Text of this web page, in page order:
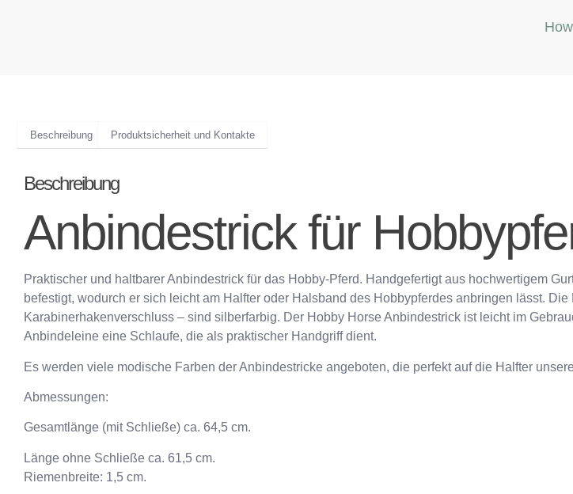
Beschreibung Produktsicherheit und Kontakte
Beschreibung
Anbindestrick für
Praktischer und haltbarer Anbindestrick für das Hobby-Pferd. Handgefertigt aus hochwertigem
befestigt, wodurch er sich leicht am Halfter oder Halsband des Hobbypferdes anbringen lässt.
Karabinerhakenverschluss – sind silberfarbig. Der Hobby Horse Anbindestrick ist leicht im
Anbindeleine eine Schlaufe, die als praktischer Handgriff dient.
Es werden viele modische Farben der Anbindestricke angeboten, die perfekt auf die Halfter
Abmessungen:
Gesamtlänge (mit Schließe) ca. 64,5 cm.
Länge ohne Schließe ca. 61,5 cm.
Riemenbreite: 1,5 cm.